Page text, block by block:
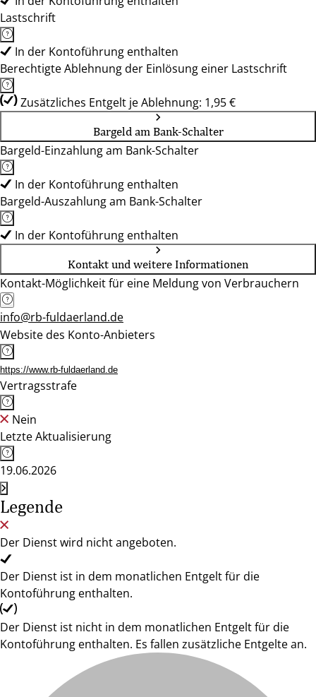
Lastschrift
In der Kontoführung enthalten
Berechtigte Ablehnung der Einlösung einer Lastschrift
Zusätzliches Entgelt je Ablehnung: 1,95 €
Bargeld am Bank-Schalter
Bargeld-Einzahlung am Bank-Schalter
In der Kontoführung enthalten
Bargeld-Auszahlung am Bank-Schalter
In der Kontoführung enthalten
Kontakt und weitere Informationen
Kontakt-Möglichkeit für eine Meldung von Verbrauchern
info@rb-fuldaerland.de
Website des Konto-Anbieters
https://www.rb-fuldaerland.de
Vertragsstrafe
Nein
Letzte Aktualisierung
19.06.2026
Legende
Der Dienst wird nicht angeboten.
Der Dienst ist in dem monatlichen Entgelt für die
Kontoführung enthalten.
Der Dienst ist nicht in dem monatlichen Entgelt für die
Kontoführung enthalten. Es fallen zusätzliche Entgelte an.